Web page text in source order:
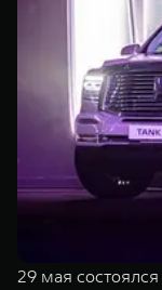
от 6 499 000 ₽
TANK Финансы
Корпоративным
TANK ФИНАНСЫ
TANK Кредит
TANK Лизинг
Специальные
Моторные масла
ЦИФРОВЫЕ
Цифровые
29 мая